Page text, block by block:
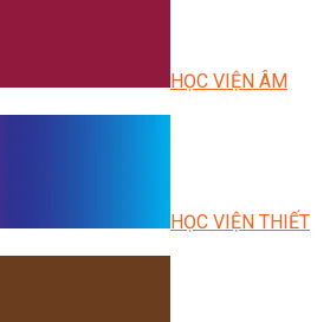
HỌC VIỆN ÂM
HỌC VIỆN THIẾT